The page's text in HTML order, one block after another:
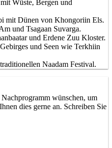
Wüste, Bergen und
mit Dünen von Khongoriin Els.
und Tsagaan Suvarga.
und Erdene Zuu Kloster.
und Seen wie Terkhiin
Naadam Festival.
wünschen, um
dies gerne an. Schreiben Sie